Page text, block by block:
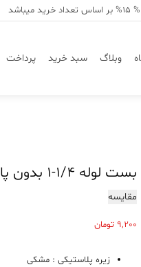
وبلاگ سبد خرید پرداخت
بست لوله ۱/۴-۱ بدون پایه
مقایسه
9,200 تومان
زیره پلاستیکی : مشکی